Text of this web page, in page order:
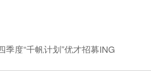
季度“千帆计划”优才招募ING